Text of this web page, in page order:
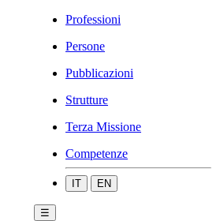
Professioni
Persone
Pubblicazioni
Strutture
Terza Missione
Competenze
IT EN
☰